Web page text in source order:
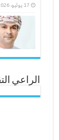
17 يوليو، 2026
الراعي